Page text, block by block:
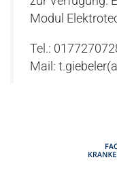
Modul
Tel.:
Mail: